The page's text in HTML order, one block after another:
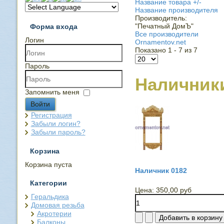
Форма входа
Логин
Пароль
Запомнить меня
Войти
Регистрация
Забыли логин?
Забыли пароль?
Корзина
Корзина пуста
Категории
Геральдика
Домовая резьба
Акротерии
Балконы
Название товара +/-
Название производителя
Производитель:
"Печатный ДомЪ"
Все производители
Ornamentov.net
Показано 1 - 7 из 7
Наличник 0182
Цена: 350,00 руб